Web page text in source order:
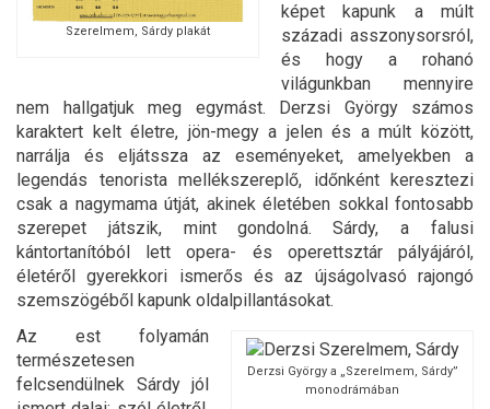
Szerelmem, Sárdy plakát
képet kapunk a múlt
századi asszonysorsról,
és hogy a rohanó
világunkban mennyire
nem hallgatjuk meg egymást. Derzsi György számos
karaktert kelt életre, jön-megy a jelen és a múlt között,
narrálja és eljátssza az eseményeket, amelyekben a
legendás tenorista mellékszereplő, időnként keresztezi
csak a nagymama útját, akinek életében sokkal fontosabb
szerepet játszik, mint gondolná. Sárdy, a falusi
kántortanítóból lett opera- és operettsztár pályájáról,
életéről gyerekkori ismerős és az újságolvasó rajongó
szemszögéből kapunk oldalpillantásokat.
Derzsi György a „Szerelmem, Sárdy”
monodrámában
Az est folyamán
természetesen
felcsendülnek Sárdy jól